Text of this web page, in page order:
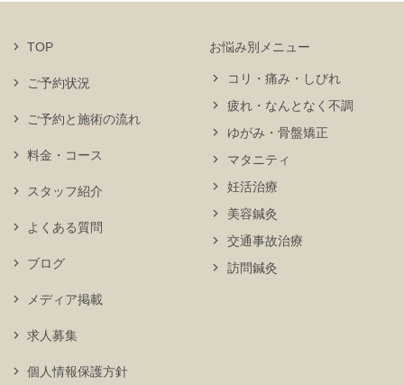
TOP
ご予約状況
お悩み別メニュー
コリ・痛み・しびれ
疲れ・なんとなく不調
ゆがみ・骨盤矯正
マタニティ
妊活治療
美容鍼灸
交通事故治療
訪問鍼灸
ご予約と施術の流れ
料金・コース
スタッフ紹介
よくある質問
ブログ
メディア掲載
求人募集
個人情報保護方針